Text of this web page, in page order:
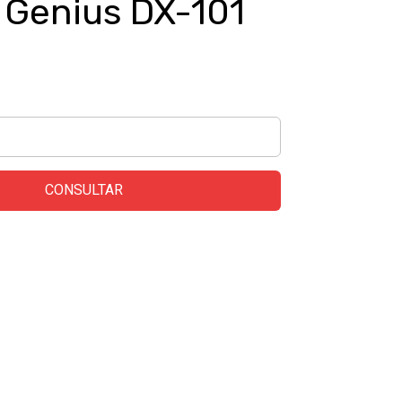
DX-101
CONSULTAR